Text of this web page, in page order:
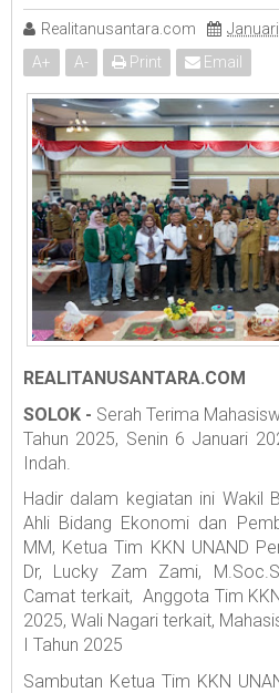
Realitanusantara.com
A+ A- Print Email
REALITANUSANTARA.COM
SOLOK - Serah Terima
Tahun 2025, Senin 6 Januari
Indah.
Hadir dalam kegiatan ini Wakil
Ahli Bidang Ekonomi dan
MM, Ketua Tim KKN UNAND
Dr, Lucky Zam Zami,
Camat terkait, Anggota Tim
2025, Wali Nagari terkait,
I Tahun 2025
Sambutan Ketua Tim KKN